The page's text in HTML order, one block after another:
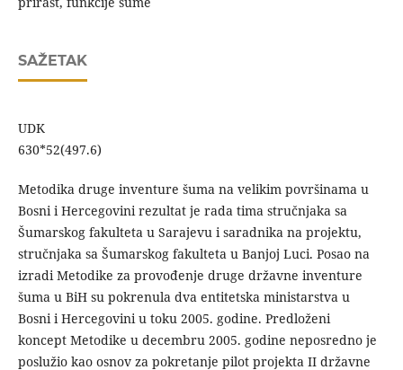
SAŽETAK
UDK
Metodika druge inventure šuma na velikim površinama u
Bosni i Hercegovini rezultat je rada tima stručnjaka sa
Šumarskog fakulteta u Sarajevu i saradnika na projektu,
stručnjaka sa Šumarskog fakulteta u Banjoj Luci. Posao na
izradi Metodike za provođenje druge državne inventure
šuma u BiH su pokrenula dva entitetska ministarstva u
Bosni i Hercegovini u toku 2005. godine. Predloženi
koncept Metodike u decembru 2005. godine neposredno je
poslužio kao osnov za pokretanje pilot projekta II državne